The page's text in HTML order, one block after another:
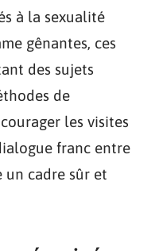
à la sexualité
gênantes, ces
des sujets
de
les visites
franc entre
un cadre sûr et